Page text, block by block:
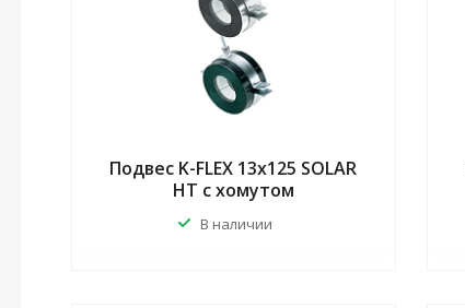
Подвес K-FLEX 13x125 SOLAR
HT с хомутом
В наличии